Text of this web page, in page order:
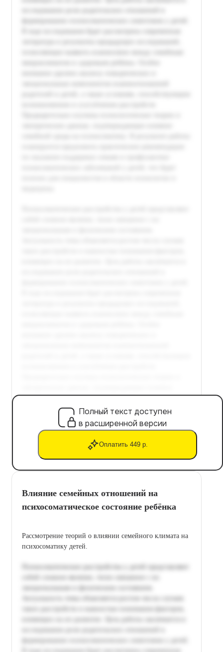
Полный текст доступен
в расширенной версии
Оплатить 449 р.
Влияние семейных отношений на
психосоматическое состояние ребёнка
Рассмотрение теорий о влиянии семейного климата на
психосоматику детей.